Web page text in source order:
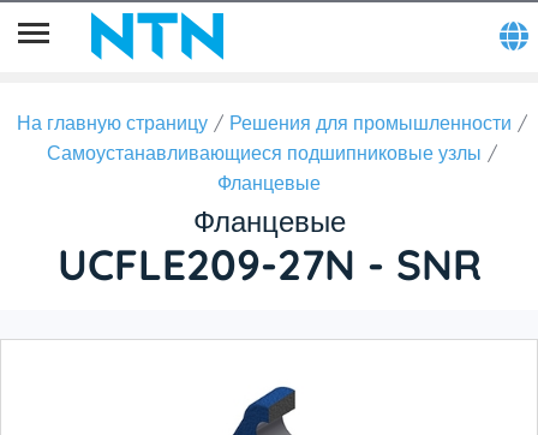
На главную страницу
Решения для промышленности
Самоустанавливающиеся подшипниковые узлы
Фланцевые
Фланцевые
UCFLE209-27N - SNR